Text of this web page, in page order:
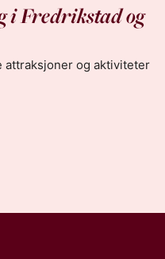
i Fredrikstad og
attraksjoner og aktiviteter